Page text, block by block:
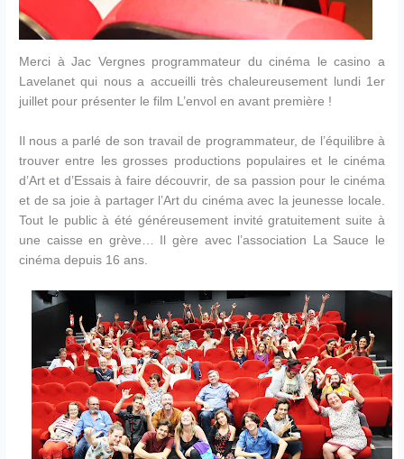
Merci à Jac Vergnes programmateur du cinéma le casino a
Lavelanet qui nous a accueilli très chaleureusement lundi 1er
juillet pour présenter le film L’envol en avant première !
Il nous a parlé de son travail de programmateur, de l’équilibre à
trouver entre les grosses productions populaires et le cinéma
d’Art et d’Essais à faire découvrir, de sa passion pour le cinéma
et de sa joie à partager l’Art du cinéma avec la jeunesse locale.
Tout le public à été généreusement invité gratuitement suite à
une caisse en grève… Il gère avec l’association La Sauce le
cinéma depuis 16 ans.